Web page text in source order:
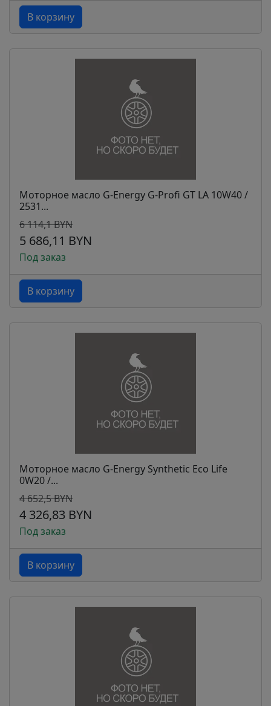
В корзину
Моторное масло G-Energy G-Profi GT LA 10W40 /
2531...
6 114,1 BYN
5 686,11 BYN
Под заказ
В корзину
Моторное масло G-Energy Synthetic Eco Life
0W20 /...
4 652,5 BYN
4 326,83 BYN
Под заказ
В корзину